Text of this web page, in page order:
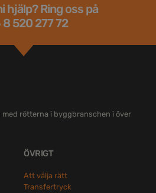
hjälp? Ring oss på
520 277 72
rötterna i byggbranschen i över
ÖVRIGT
Att välja rätt
Transfertryck